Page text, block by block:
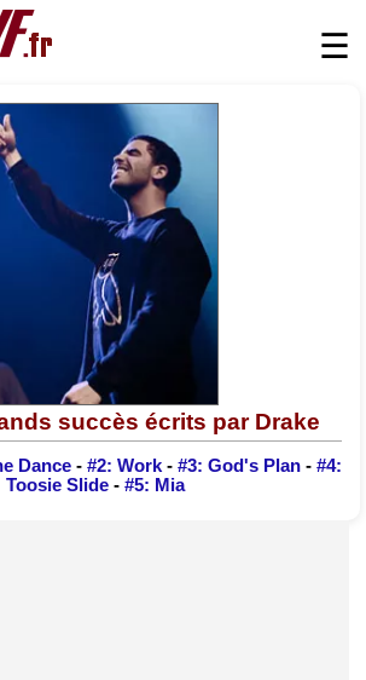
☰
succès écrits par Drake
Dance - #2: Work - #3: God's Plan - #4:
Toosie Slide - #5: Mia